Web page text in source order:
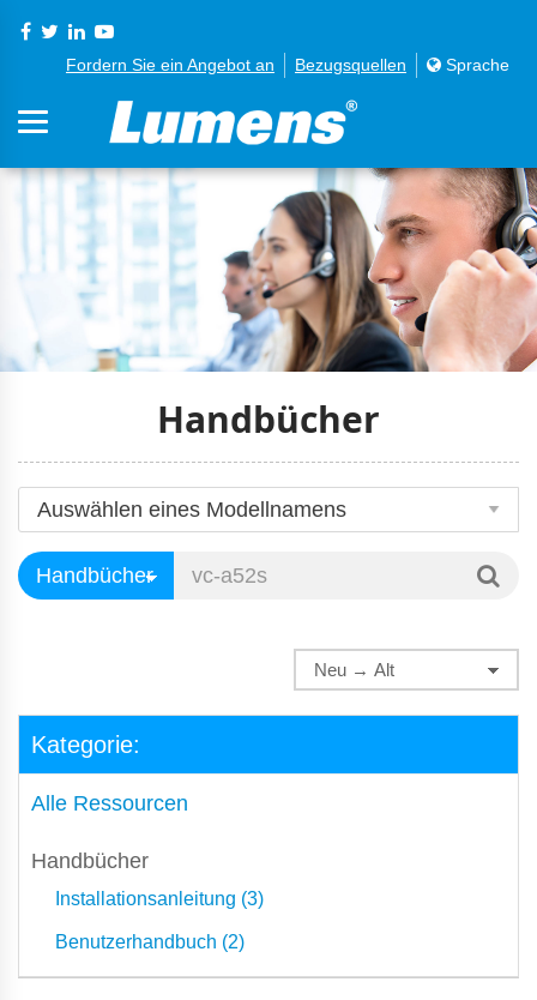
Fordern Sie ein Angebot an Bezugsquellen Sprache
Handbücher
Kategorie:
Alle Ressourcen
Handbücher
Installationsanleitung (3)
Benutzerhandbuch (2)